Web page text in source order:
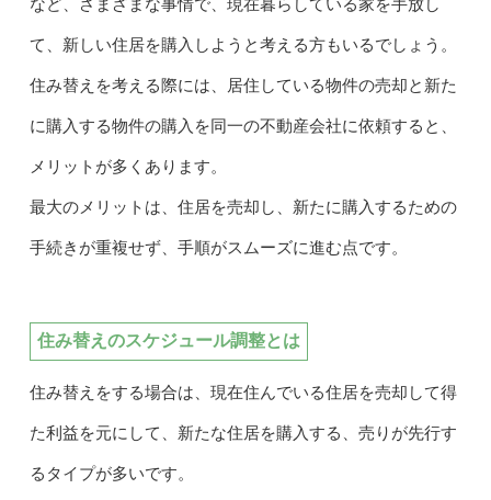
て、新しい住居を購入しようと考える方もいるでしょう。
住み替えを考える際には、居住している物件の売却と新た
に購入する物件の購入を同一の不動産会社に依頼すると、
メリットが多くあります。
最大のメリットは、住居を売却し、新たに購入するための
手続きが重複せず、手順がスムーズに進む点です。
住み替えのスケジュール調整とは
住み替えをする場合は、現在住んでいる住居を売却して得
た利益を元にして、新たな住居を購入する、売りが先行す
るタイプが多いです。